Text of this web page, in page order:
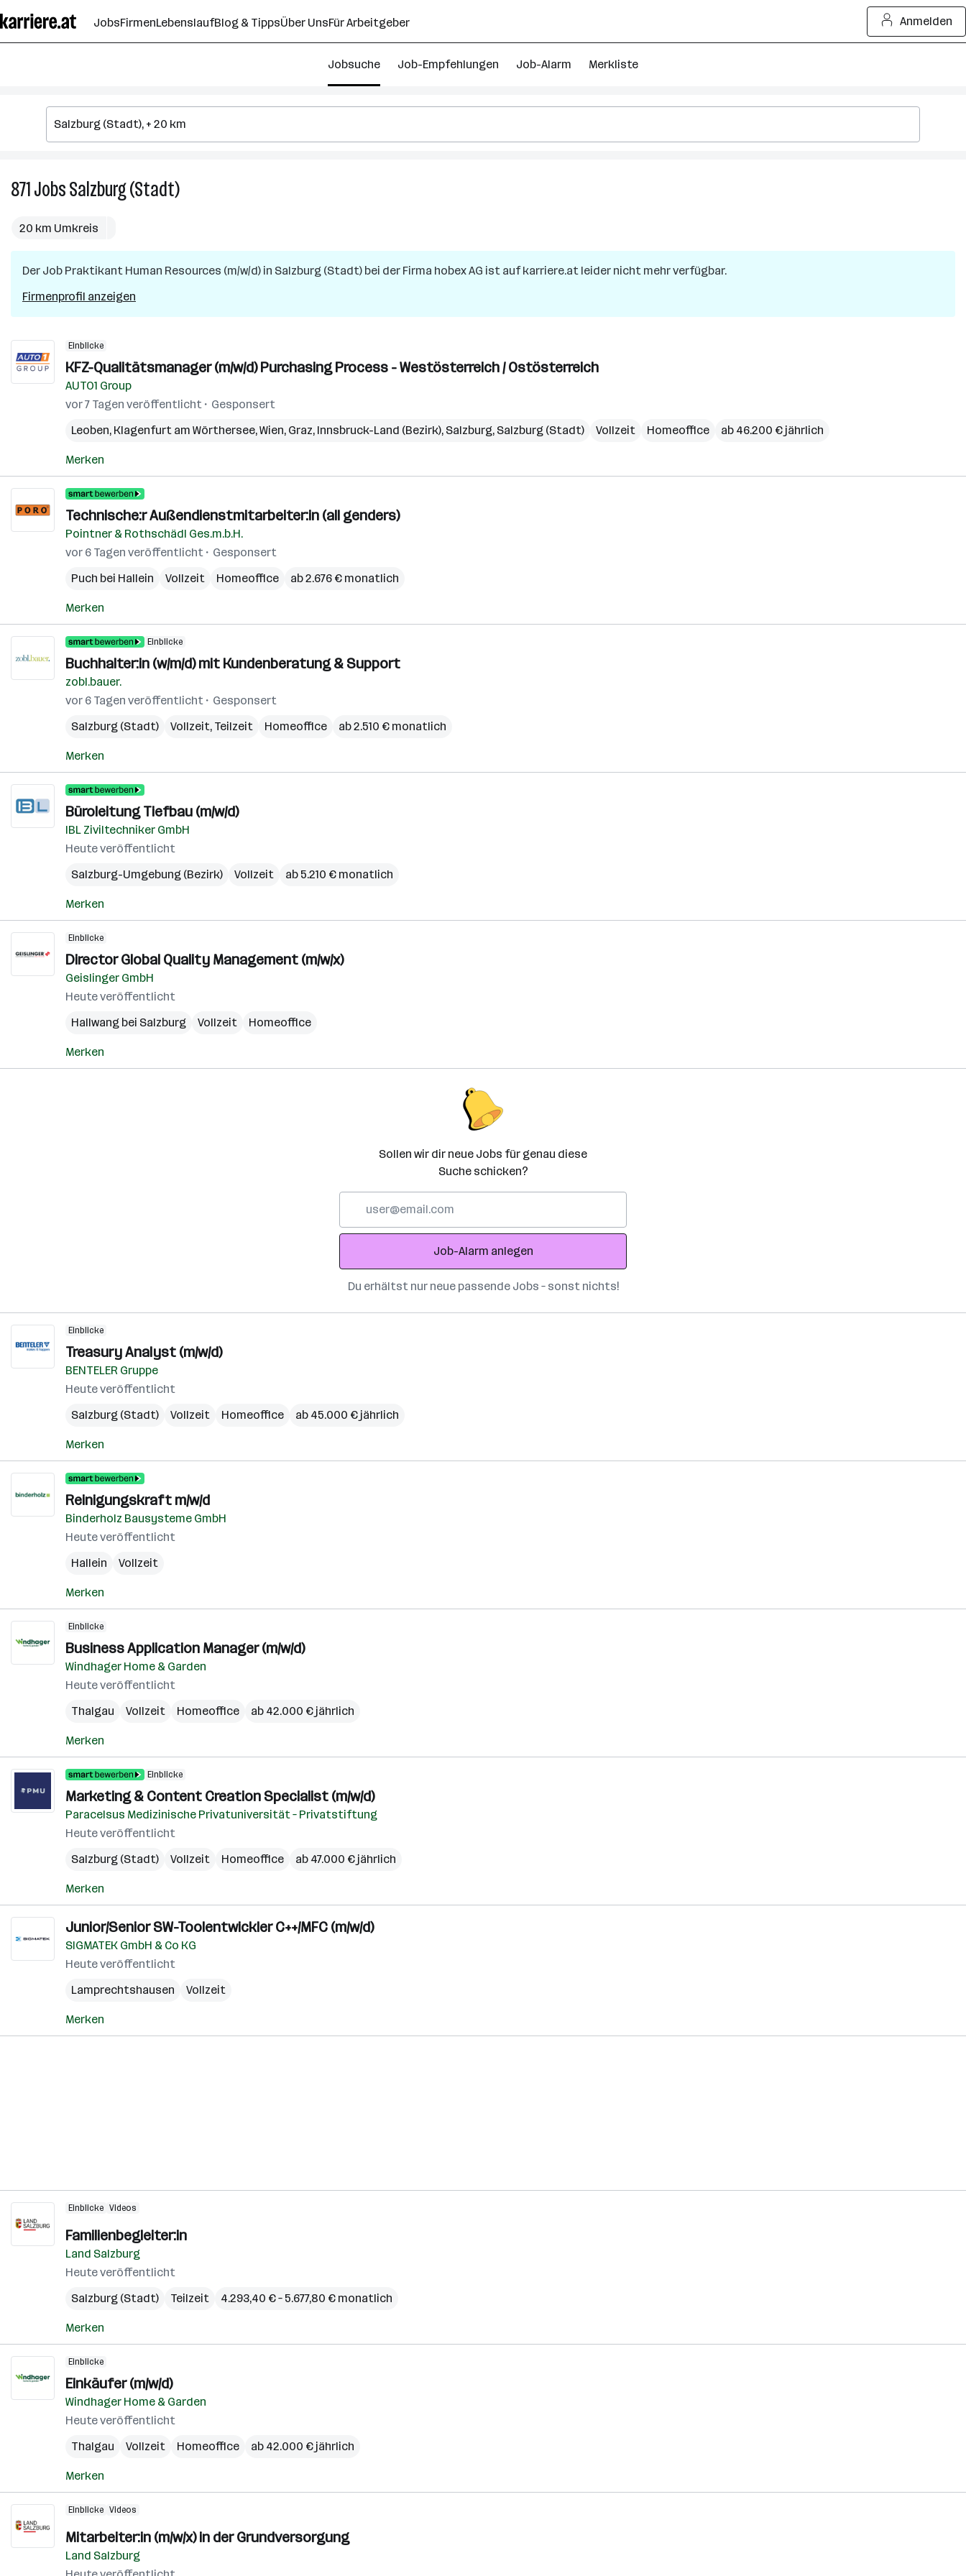
Seiteninhalt
springen
JobsFirmenLebenslaufBlog & TippsÜber UnsFür Arbeitgeber Anmelden
Jobsuche Job-Empfehlungen Job-Alarm Merkliste
871JobsSalzburg (Stadt)871
(Stadt)
20 km Umkreis
Der Job Praktikant Human Resources (m/w/d) in Salzburg (Stadt) bei der Firma hobex AG ist auf karriere.at leider nicht mehr verfügbar.
Firmenprofil anzeigen
Einblicke
KFZ-Qualitätsmanager (m/w/d) Purchasing Process - Westösterreich / Ostösterreich
AUTO1 Group
vor 7 Tagen veröffentlicht
Gesponsert
Leoben, Klagenfurt am Wörthersee,Wien, Graz, Innsbruck-Land (Bezirk), Salzburg, Salzburg (Stadt) Vollzeit Homeoffice ab 46.200 € jährlich
Merken
Technische:r Außendienstmitarbeiter:in (all genders)
Pointner & Rothschädl Ges.m.b.H.
vor 6 Tagen veröffentlicht
Gesponsert
Puch bei Hallein
Vollzeit Homeoffice ab 2.676 € monatlich
Merken
Einblicke
Buchhalter:in (w/m/d) mit Kundenberatung & Support
zobl.bauer.
vor 6 Tagen veröffentlicht
Gesponsert
Salzburg (Stadt)
Vollzeit, Teilzeit Homeoffice ab 2.510 € monatlich
Merken
Büroleitung Tiefbau (m/w/d)
IBL Ziviltechniker GmbH
Heute veröffentlicht
Salzburg-Umgebung (Bezirk)
Vollzeit ab 5.210 € monatlich
Merken
Einblicke
Director Global Quality Management (m/w/x)
Geislinger GmbH
Heute veröffentlicht
Hallwang bei Salzburg
Vollzeit Homeoffice
Merken
Sollen wir dir neue Jobs für genau diese
Suche schicken?
Adresse
Job-Alarm anlegen
Du erhältst nur neue passende Jobs – sonst nichts!
Einblicke
Treasury Analyst (m/w/d)
BENTELER Gruppe
Heute veröffentlicht
Salzburg (Stadt)
Vollzeit Homeoffice ab 45.000 € jährlich
Merken
Reinigungskraft m/w/d
Binderholz Bausysteme GmbH
Heute veröffentlicht
Hallein
Vollzeit
Merken
Einblicke
Business Application Manager (m/w/d)
Windhager Home & Garden
Heute veröffentlicht
Thalgau
Vollzeit Homeoffice ab 42.000 € jährlich
Merken
Einblicke
Marketing & Content Creation Specialist (m/w/d)
Paracelsus Medizinische Privatuniversität – Privatstiftung
Heute veröffentlicht
Salzburg (Stadt)
Vollzeit Homeoffice ab 47.000 € jährlich
Merken
Junior/Senior SW-Toolentwickler C++/MFC (m/w/d)
SIGMATEK GmbH & Co KG
Heute veröffentlicht
Lamprechtshausen
Vollzeit
Merken
Einblicke Videos
Familienbegleiter:in
Land Salzburg
Heute veröffentlicht
Salzburg (Stadt)
Teilzeit 4.293,40 € – 5.677,80 € monatlich
Merken
Einblicke
Einkäufer (m/w/d)
Windhager Home & Garden
Heute veröffentlicht
Thalgau
Vollzeit Homeoffice ab 42.000 € jährlich
Merken
Einblicke Videos
Mitarbeiter:in (m/w/x) in der Grundversorgung
Land Salzburg